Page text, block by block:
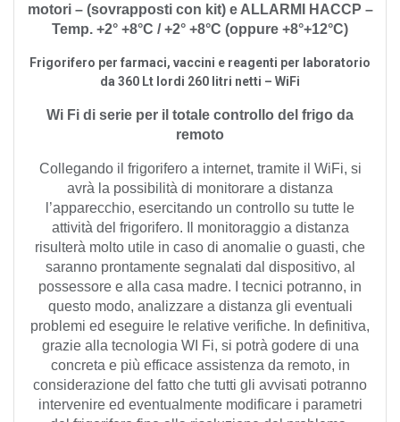
motori – (sovrapposti con kit) e ALLARMI HACCP –
Temp. +2° +8°C / +2° +8°C (oppure +8°+12°C)
Frigorifero per farmaci, vaccini e reagenti per laboratorio
da 360 Lt lordi 260 litri netti – WiFi
Wi Fi di serie per il totale controllo del frigo da
remoto
Collegando il frigorifero a internet, tramite il WiFi, si
avrà la possibilità di monitorare a distanza
l’apparecchio, esercitando un controllo su tutte le
attività del frigorifero. Il monitoraggio a distanza
risulterà molto utile in caso di anomalie o guasti, che
saranno prontamente segnalati dal dispositivo, al
possessore e alla casa madre. I tecnici potranno, in
questo modo, analizzare a distanza gli eventuali
problemi ed eseguire le relative verifiche. In definitiva,
grazie alla tecnologia WI Fi, si potrà godere di una
concreta e più efficace assistenza da remoto, in
considerazione del fatto che tutti gl i avvisati potranno
intervenire ed eventualmente modificare i parametri